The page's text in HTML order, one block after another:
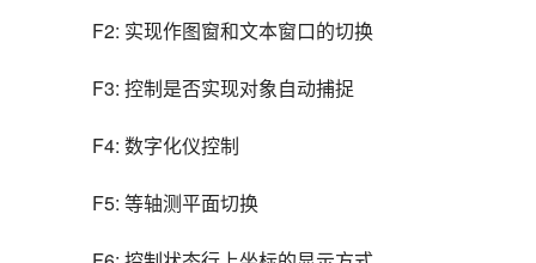
F2: 实现作图窗和文本窗口的切换
F3: 控制是否实现对象自动捕捉
F4: 数字化仪控制
F5: 等轴测平面切换